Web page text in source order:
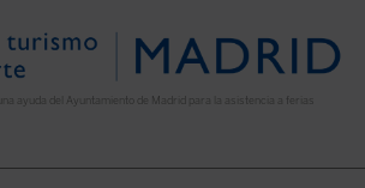
ayuda del Ayuntamiento de Madrid para la asistencia a ferias